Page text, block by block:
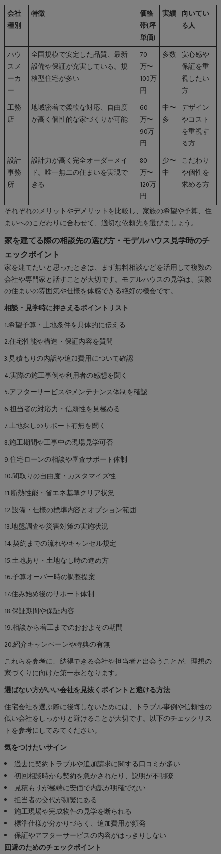
会社
種別
特徴
価格
帯(坪
単価)
実績 向いてい
る人
ハウ
スメ
ーカ
ー
全国規模で安定した品質、最新
設備や保証が充実している。規
格型住宅が多い
70
万〜
100万
円
多数 安心感や
保証を重
視したい
方
工務
店
地域密着で柔軟な対応、自由度
が高く個性的な家づくりが可能
60
万〜
90万
円
中〜
多
デザイン
やコスト
を重視す
る方
設計
事務
所
設計力が高く完全オーダーメイ
ド。唯一無二の住まいを実現で
きる
80
万〜
120万
円
少〜
中
こだわり
や個性を
求める方
それぞれのメリットやデメリットを比較し、家族の希望や予算、住
まいへのこだわりに合わせて、適切な依頼先を選びましょう。
家を建てる際の相談先の選び方・モデルハウス見学時のチ
ェックポイント
家を建てたいと思ったときは、まず無料相談などを活用して複数の
会社や専門家と話すことが大切です。モデルハウスの見学は、実際
の住まいの雰囲気や仕様を体感できる絶好の機会です。
相談・見学時に押さえるポイントリスト
1.希望予算・土地条件を具体的に伝える
2.住宅性能や構造・保証内容を質問
3.見積もりの内訳や追加費用について確認
4.実際の施工事例や利用者の感想を聞く
5.アフターサービスやメンテナンス体制を確認
6.担当者の対応力・信頼性を見極める
7.土地探しのサポート有無を聞く
8.施工期間や工事中の現場見学可否
9.住宅ローンの相談や審査サポート体制
10.間取りの自由度・カスタマイズ性
11.断熱性能・省エネ基準クリア状況
12.設備・仕様の標準内容とオプション範囲
13.地盤調査や災害対策の実施状況
14.契約までの流れやキャンセル規定
15.土地あり・土地なし時の進め方
16.予算オーバー時の調整提案
17.住み始め後のサポート体制
18.保証期間や保証内容
19.相談から着工までのおおよその期間
20.紹介キャンペーンや特典の有無
これらを参考に、納得できる会社や担当者と出会うことが、理想の
家づくりに向けた第一歩となります。
選ばない方がいい会社を見抜くポイントと避ける方法
住宅会社を選ぶ際に後悔しないためには、トラブル事例や信頼性の
低い会社をしっかりと避けることが大切です。以下のチェックリス
トを参考にしてみてください。
気をつけたいサイン
過去に契約トラブルや追加請求に関する口コミが多い
初回相談時から契約を急かされたり、説明が不明瞭
見積もりが極端に安価で内訳が明確でない
担当者の交代が頻繁にある
施工現場や完成物件の見学を断られる
標準仕様が分かりづらく、追加費用が頻発
保証やアフターサービスの内容がはっきりしない
回避のためのチェックポイント